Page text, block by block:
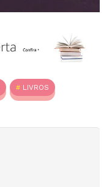
LIVROS